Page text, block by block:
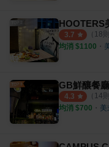
HOOTERS
3.7 （ 18
均消 $1100 ・
GB鮮釀餐
4.3 （ 14
均消 $700 ・ 美